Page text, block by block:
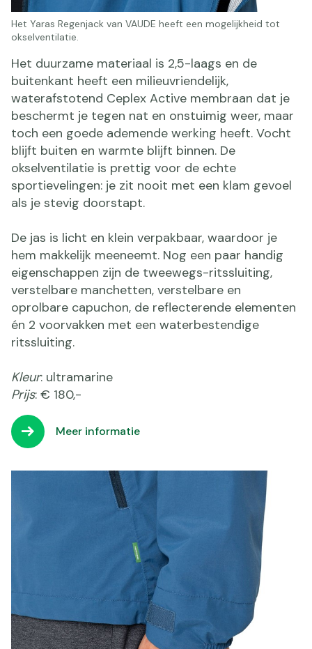
Het Yaras Regenjack van VAUDE heeft een mogelijkheid tot
okselventilatie.
Het duurzame materiaal is 2,5-laags en de
buitenkant heeft een milieuvriendelijk,
waterafstotend Ceplex Active membraan dat je
beschermt je tegen nat en onstuimig weer, maar
toch een goede ademende werking heeft. Vocht
blijft buiten en warmte blijft binnen. De
okselventilatie is prettig voor de echte
sportievelingen: je zit nooit met een klam gevoel
als je stevig doorstapt.
De jas is licht en klein verpakbaar, waardoor je
hem makkelijk meeneemt. Nog een paar handig
eigenschappen zijn de tweewegs-ritssluiting,
verstelbare manchetten, verstelbare en
oprolbare capuchon, de reflecterende elementen
én 2 voorvakken met een waterbestendige
ritssluiting.
Kleur: ultramarine
Prijs: € 180,-
Meer informatie